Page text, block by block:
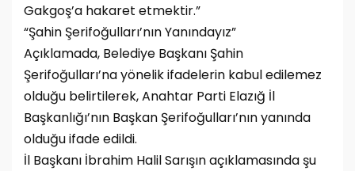
Gakgoş’a hakaret etmektir.”
“Şahin Şerifoğulları’nın Yanındayız”
Açıklamada, Belediye Başkanı Şahin
Şerifoğulları’na yönelik ifadelerin kabul edilemez
olduğu belirtilerek, Anahtar Parti Elazığ İl
Başkanlığı’nın Başkan Şerifoğulları’nın yanında
olduğu ifade edildi.
İl Başkanı İbrahim Halil Sarışın açıklamasında şu